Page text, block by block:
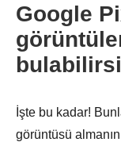
Google
İşte bu kadar!
görüntüsü